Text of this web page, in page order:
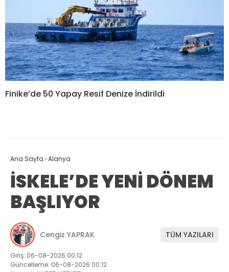
Finike’de 50 Yapay Resif Denize İndirildi
Ana Sayfa ›Alanya
İSKELE’DE YENİ DÖNEM
BAŞLIYOR
Cengiz YAPRAK TÜM YAZILARI
Giriş: 06-08-2026 00:12
Güncelleme: 06-08-2026 00:12